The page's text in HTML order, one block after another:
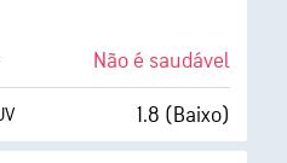
Não é saudável
1.8 (Baixo)
Index™